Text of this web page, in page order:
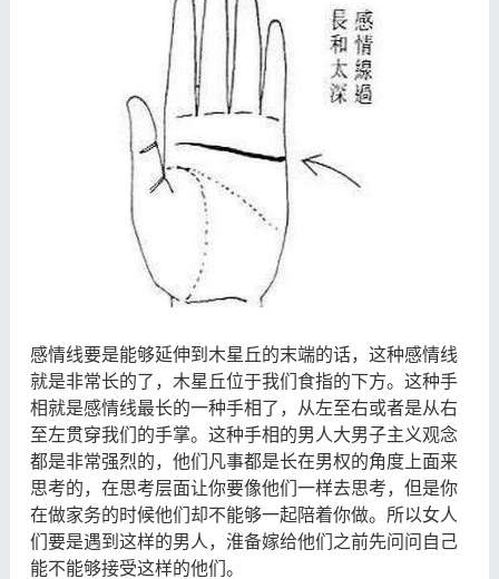
感情线要是能够延伸到木星丘的末端的话，这种感情线
就是非常长的了，木星丘位于我们食指的下方。这种手
相就是感情线最长的一种手相了，从左至右或者是从右
至左贯穿我们的手掌。这种手相的男人大男子主义观念
都是非常强烈的，他们凡事都是长在男权的角度上面来
思考的，在思考层面让你要像他们一样去思考，但是你
在做家务的时候他们却不能够一起陪着你做。所以女人
们要是遇到这样的男人，淮备嫁给他们之前先问问自己
能不能够接受这样的他们。